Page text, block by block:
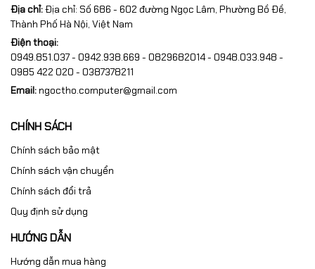
Địa chỉ:Địa chỉ: Số 686 - 602 đường Ngọc Lâm, Phường Bồ Đề,
Thành Phố Hà Nội, Việt Nam
Điện thoại:
0949.851.037 - 0942.938.669 - 0829682014 - 0948.033.948 -
0985 422 020 - 0387378211
Email:ngoctho.computer@gmail.com
CHÍNH SÁCH
Chính sách bảo mật
Chính sách vận chuyển
Chính sách đổi trả
Quy định sử dụng
HƯỚNG DẪN
Hướng dẫn mua hàng